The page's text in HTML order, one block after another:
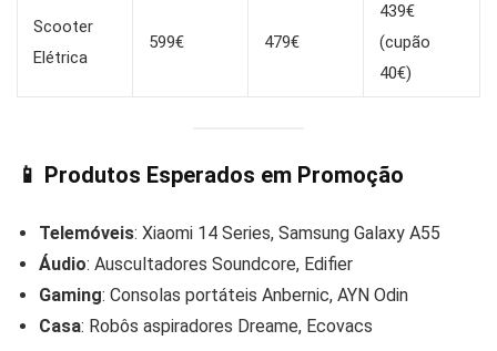
Scooter
Elétrica
599€ 479€
439€
(cupão
40€)
📱 Produtos Esperados em Promoção
Telemóveis: Xiaomi 14 Series, Samsung Galaxy A55
Áudio: Auscultadores Soundcore, Edifier
Gaming: Consolas portáteis Anbernic, AYN Odin
Casa: Robôs aspiradores Dreame, Ecovacs